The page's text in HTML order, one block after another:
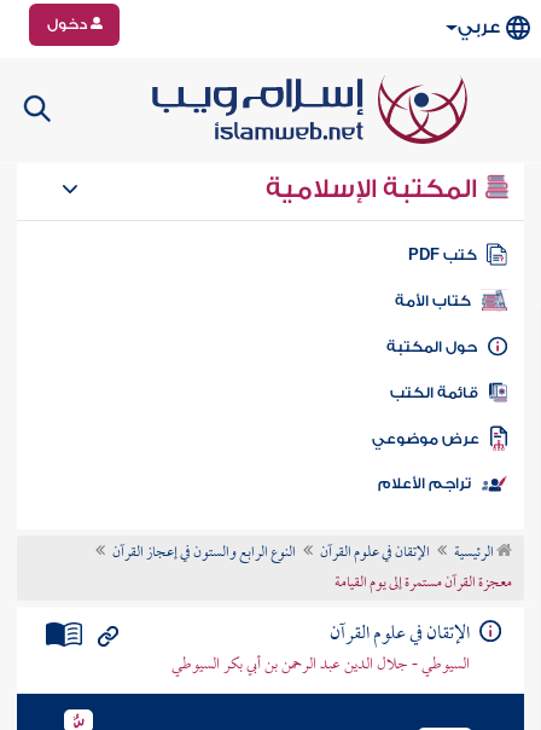
عربي دخول
المكتبة الإسلامية
كتب PDF
كتاب الأمة
المكتبة
الكتب
موضوعي
تراجم الأعلام
الرئيسية الإتقان في علوم القرآن
النوع الرابع والستون في إعجاز القرآن
معجزة القرآن مستمرة إلى يوم القيامة
الإتقان في علوم القرآن
السيوطي - جلال الدين عبد الرحمن بن أبي بكر السيوطي